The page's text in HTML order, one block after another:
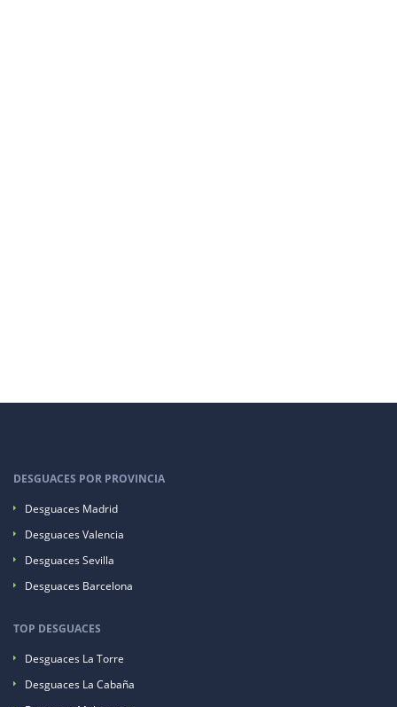
DESGUACES POR PROVINCIA
Desguaces Madrid
Desguaces Valencia
Desguaces Sevilla
Desguaces Barcelona
TOP DESGUACES
Desguaces La Torre
Desguaces La Cabaña